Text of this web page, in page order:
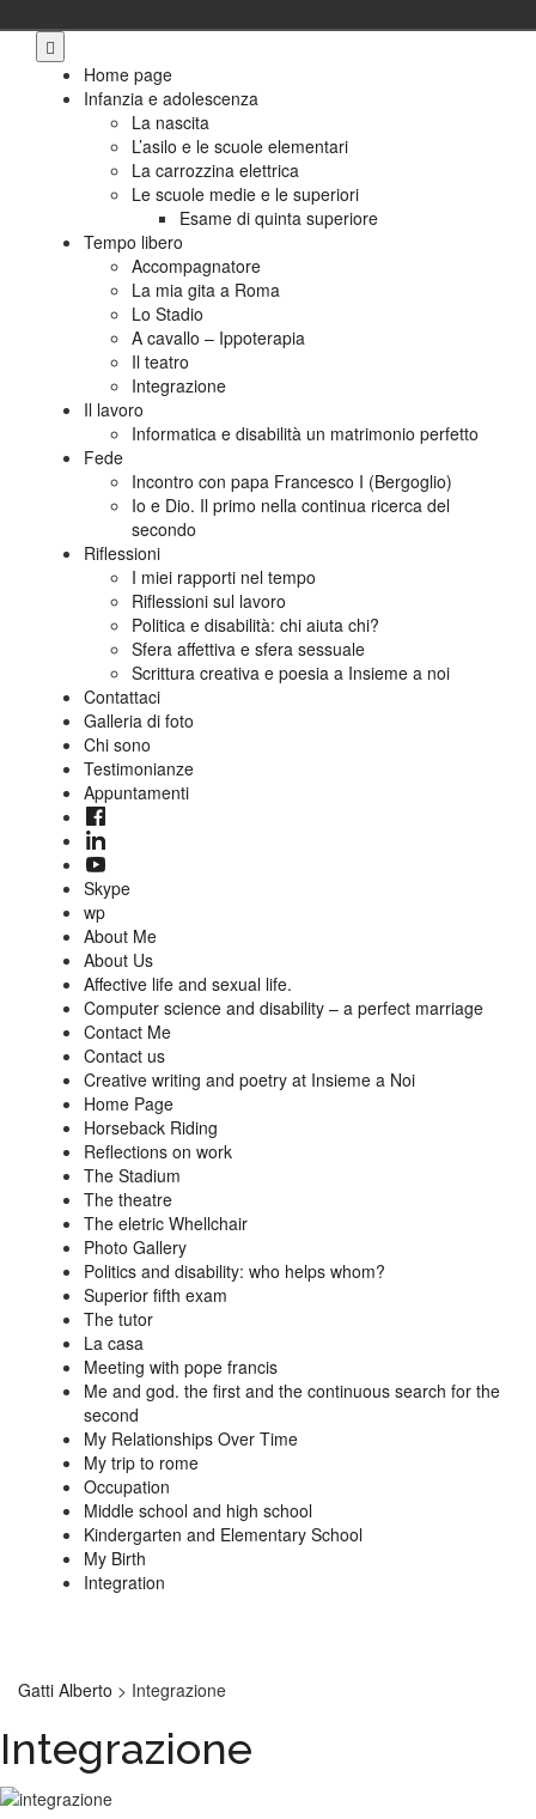
Home page
Infanzia e adolescenza
La nascita
L’asilo e le scuole elementari
La carrozzina elettrica
Le scuole medie e le superiori
Esame di quinta superiore
Tempo libero
Accompagnatore
La mia gita a Roma
Lo Stadio
A cavallo – Ippoterapia
Il teatro
Integrazione
Il lavoro
Informatica e disabilità un matrimonio perfetto
Fede
Incontro con papa Francesco I (Bergoglio)
Io e Dio. Il primo nella continua ricerca del
secondo
Riflessioni
I miei rapporti nel tempo
Riflessioni sul lavoro
Politica e disabilità: chi aiuta chi?
Sfera affettiva e sfera sessuale
Scrittura creativa e poesia a Insieme a noi
Contattaci
Galleria di foto
Chi sono
Testimonianze
Appuntamenti
Skype
wp
About Me
About Us
Affective life and sexual life.
Computer science and disability – a perfect marriage
Contact Me
Contact us
Creative writing and poetry at Insieme a Noi
Home Page
Horseback Riding
Reflections on work
The Stadium
The theatre
The eletric Whellchair
Photo Gallery
Politics and disability: who helps whom?
Superior fifth exam
The tutor
La casa
Meeting with pope francis
Me and god. the first and the continuous search for the
second
My Relationships Over Time
My trip to rome
Occupation
Middle school and high school
Kindergarten and Elementary School
My Birth
Integration
Gatti Alberto > Integrazione
Integrazione